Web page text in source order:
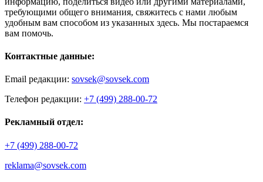
требующими общего внимания, свяжитесь с нами любым
удобным вам способом из указанных здесь. Мы постараемся
вам помочь.
Контактные данные:
Email редакции: sovsek@sovsek.com
Телефон редакции: +7 (499) 288-00-72
Рекламный отдел:
+7 (499) 288-00-72
reklama@sovsek.com